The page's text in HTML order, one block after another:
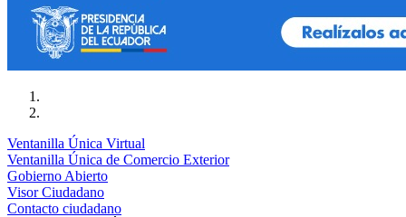
Ventanilla Única Virtual
Ventanilla Única de Comercio Exterior
Gobierno Abierto
Visor Ciudadano
Contacto ciudadano